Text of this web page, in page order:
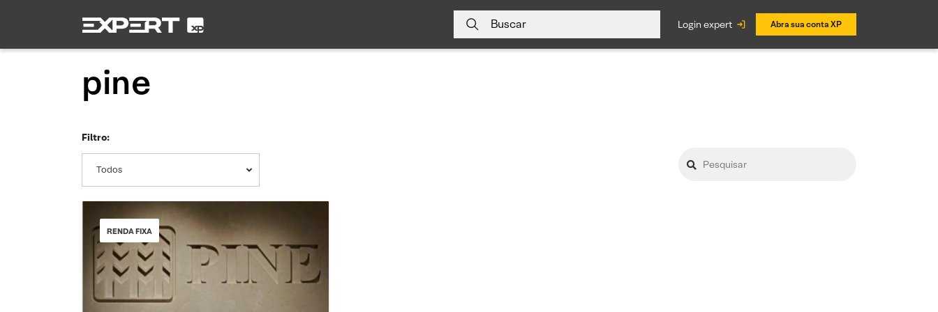
Buscar login expert Abra sua conta XP
pine
Filtro:
Todos
RENDA FIXA